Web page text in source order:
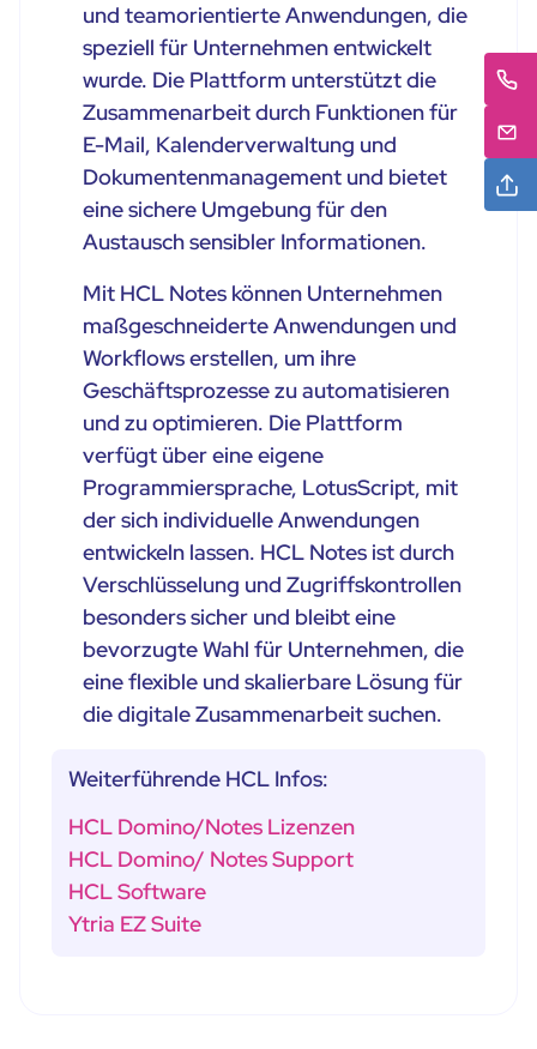
und teamorientierte Anwendungen, die
speziell für Unternehmen entwickelt
wurde. Die Plattform unterstützt die
Zusammenarbeit durch Funktionen für
E-Mail, Kalenderverwaltung und
Dokumentenmanagement und bietet
eine sichere Umgebung für den
Austausch sensibler Informationen.
Mit HCL Notes können Unternehmen
maßgeschneiderte Anwendungen und
Workflows erstellen, um ihre
Geschäftsprozesse zu automatisieren
und zu optimieren. Die Plattform
verfügt über eine eigene
Programmiersprache, LotusScript, mit
der sich individuelle Anwendungen
entwickeln lassen. HCL Notes ist durch
Verschlüsselung und Zugriffskontrollen
besonders sicher und bleibt eine
bevorzugte Wahl für Unternehmen, die
eine flexible und skalierbare Lösung für
die digitale Zusammenarbeit suchen.
Weiterführende HCL Infos:
HCL Domino/Notes Lizenzen
HCL Domino/ Notes Support
HCL Software
Ytria EZ Suite